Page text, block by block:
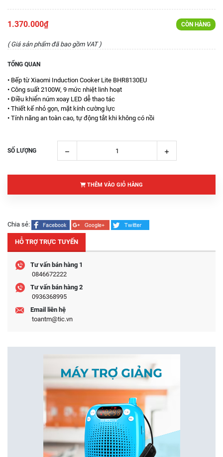
1.370.000₫ CÒN HÀNG
( Giá sản phẩm đã bao gồm VAT )
TỔNG QUAN
• Bếp từ Xiaomi Induction Cooker Lite BHR8130EU
• Công suất 2100W, 9 mức nhiệt linh hoạt
• Điều khiển núm xoay LED dễ thao tác
• Thiết kế nhỏ gọn, mặt kính cường lực
• Tính năng an toàn cao, tự động tắt khi không có nồi
SỐ LƯỢNG
THÊM VÀO GIỎ HÀNG
Chia sẻ:
HỖ TRỢ TRỰC TUYẾN
Tư vấn bán hàng 1
0846672222
Tư vấn bán hàng 2
0936368995
Email liên hệ
toantm@tic.vn